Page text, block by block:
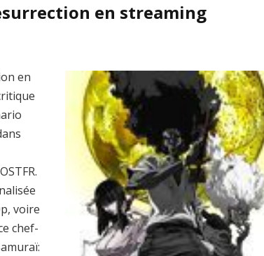
en streaming
en
voire
chef-